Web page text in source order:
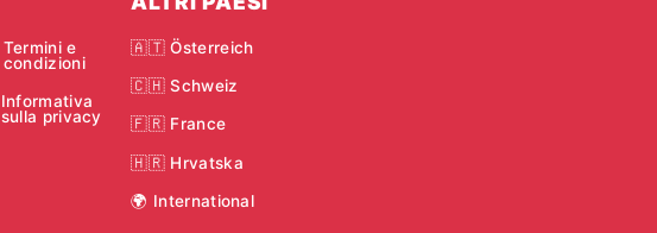
Termini e
condizioni
Informativa
sulla privacy
🇦🇹 Österreich
🇨🇭 Schweiz
🇫🇷 France
🇭🇷 Hrvatska
🌍 International